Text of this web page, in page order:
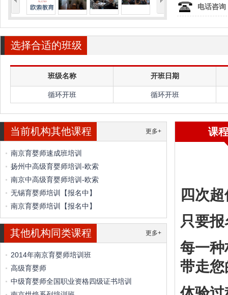
电话咨询
选择合适的班级
班级名称 开班日期
循环开班 循环开班
当前机构其他课程 更多+
南京育婴师速成班培训
扬州中高级育婴师培训-欧索
南京中高级育婴师培训-欧索
无锡育婴师培训【报名中】
南京育婴师培训【报名中】
其他机构同类课程 更多+
2014年南京育婴师培训班
高级育婴师
中级育婴师全国职业资格四级证书培训
课
四次
只要
每一
带走